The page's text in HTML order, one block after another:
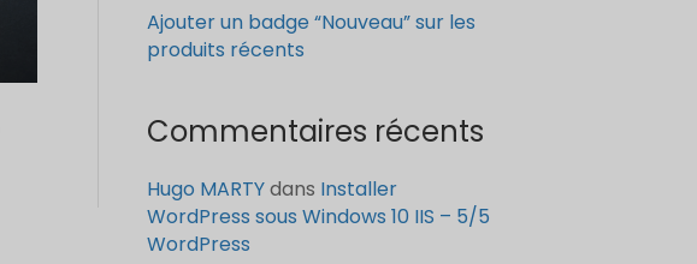
Ajouter un badge “Nouveau” sur les
produits récents
Commentaires récents
Hugo MARTYdans Installer
WordPress sous Windows 10 IIS – 5/5
WordPress